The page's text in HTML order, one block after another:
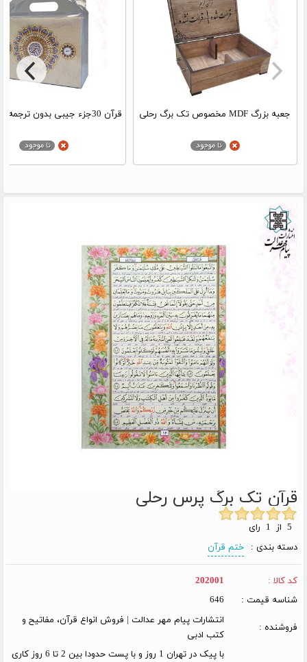
جعبه بزرگ MDF مخصوص تک برگ رحلی
قرآن تک برگ پرس رحلی
دسته بندی :
ختم قرآن
کد کالا :
202001
شناسه قیمت :
646
فروشنده :
انتشارات پیام مهر عدالت | فروش انواع قرآن، مفاتیح و
کتب ادبی
با پیک در تهران 1 روز و با پست حدودا بین 2 تا 6 روز کاری